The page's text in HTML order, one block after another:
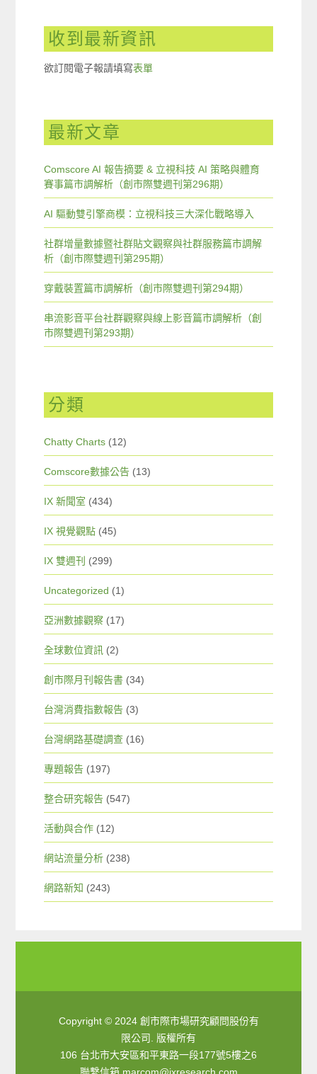
收到最新資訊
欲訂閱電子報請填寫表單
最新文章
Comscore AI 報告摘要 & 立視科技 AI 策略與體育
賽事篇市調解析（創市際雙週刊第296期）
AI 驅動雙引擎商模：立視科技三大深化戰略導入
社群增量數據暨社群貼文觀察與社群服務篇市調解
析（創市際雙週刊第295期）
穿戴裝置篇市調解析（創市際雙週刊第294期）
串流影音平台社群觀察與線上影音篇市調解析（創
市際雙週刊第293期）
分類
Chatty Charts (12)
Comscore數據公告 (13)
IX 新聞室 (434)
IX 視覺觀點 (45)
IX 雙週刊 (299)
Uncategorized (1)
亞洲數據觀察 (17)
全球數位資訊 (2)
創市際月刊報告書 (34)
台灣消費指數報告 (3)
台灣網路基礎調查 (16)
專題報告 (197)
整合研究報告 (547)
活動與合作 (12)
網站流量分析 (238)
網路新知 (243)
Copyright © 2024 創市際市場研究顧問股份有
限公司. 版權所有
106 台北市大安區和平東路一段177號5樓之6